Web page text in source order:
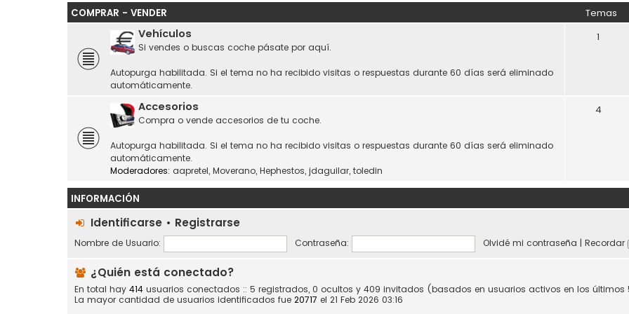
COMPRAR - VENDER Temas
Vehículos
Si vendes o buscas coche pásate por aquí.
Autopurga habilitada. Si el tema no ha recibido visitas o respuestas durante 60 días será eliminado
automáticamente.
1
Accesorios
Compra o vende accesorios de tu coche.
Autopurga habilitada. Si el tema no ha recibido visitas o respuestas durante 60 días será eliminado
automáticamente.
Moderadores: aapretel, Moverano, Hephestos, jdaguilar, toledin
4
INFORMACIÓN
Identificarse • Registrarse
Nombre de Usuario: Contraseña: Olvidé mi contraseña | Recordar
¿Quién está conectado?
En total hay 414 usuarios conectados :: 5 registrados, 0 ocultos y 409 invitados (basados en usuarios activos en los últimos
La mayor cantidad de usuarios identificados fue 20717 el 21 Feb 2026 03:16